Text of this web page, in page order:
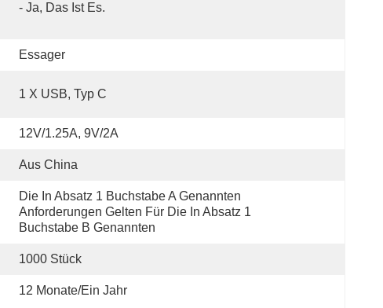
- Ja, Das Ist Es.
Essager
1 X USB, Typ C
12V/1.25A, 9V/2A
Aus China
Die In Absatz 1 Buchstabe A Genannten
Anforderungen Gelten Für Die In Absatz 1
Buchstabe B Genannten
1000 Stück
12 Monate/ein Jahr